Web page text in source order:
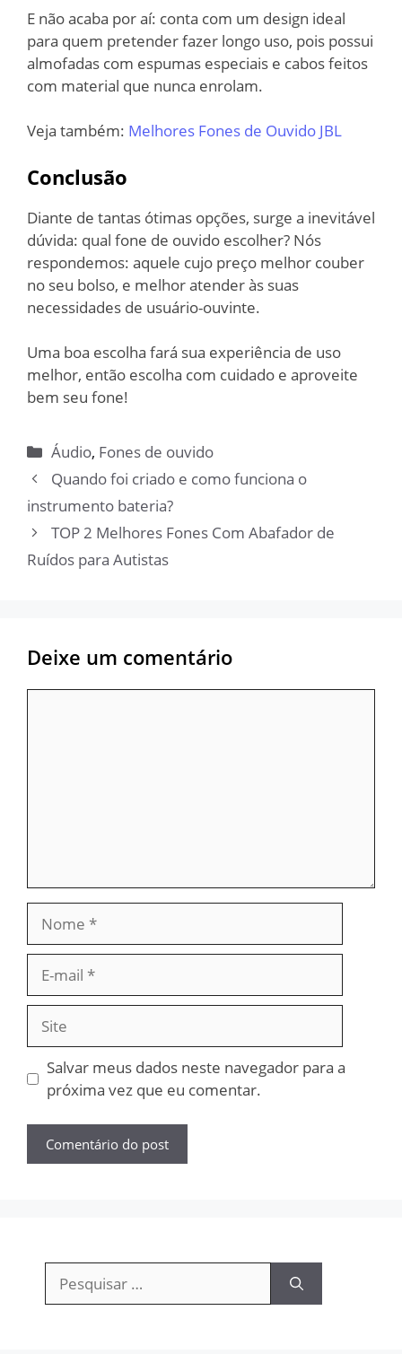
E não acaba por aí: conta com um design ideal
para quem pretender fazer longo uso, pois possui
almofadas com espumas especiais e cabos feitos
com material que nunca enrolam.
Veja também: Melhores Fones de Ouvido JBL
Conclusão
Diante de tantas ótimas opções, surge a inevitável
dúvida: qual fone de ouvido escolher? Nós
respondemos: aquele cujo preço melhor couber
no seu bolso, e melhor atender às suas
necessidades de usuário-ouvinte.
Uma boa escolha fará sua experiência de uso
melhor, então escolha com cuidado e aproveite
bem seu fone!
Categorias
Áudio, Fones de ouvido
Quando foi criado e como funciona o
instrumento bateria?
TOP 2 Melhores Fones Com Abafador de
Ruídos para Autistas
Deixe um comentário
mail
Site
Salvar meus dados neste navegador para a
próxima vez que eu comentar.
Pesquisar
por: